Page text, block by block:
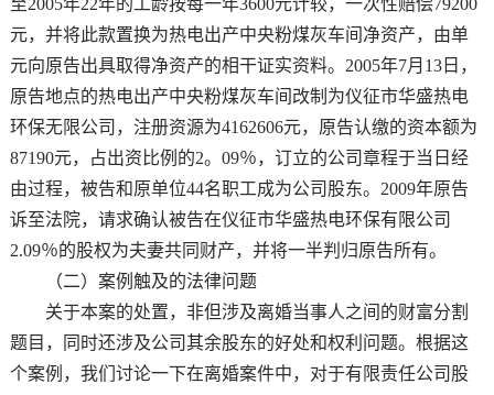
至2005年22年的工龄按每一年3600元计较，一次性赔偿79200
元，并将此款置换为热电出产中央粉煤灰车间净资产，由单
元向原告出具取得净资产的相干证实资料。2005年7月13日，
原告地点的热电出产中央粉煤灰车间改制为仪征市华盛热电
环保无限公司，注册资源为4162606元，原告认缴的资本额为
87190元，占出资比例的2。09％，订立的公司章程于当日经
由过程，被告和原单位44名职工成为公司股东。2009年原告
诉至法院，请求确认被告在仪征市华盛热电环保有限公司
2.09％的股权为夫妻共同财产，并将一半判归原告所有。
（二）案例触及的法律问题
关于本案的处置，非但涉及离婚当事人之间的财富分割
题目，同时还涉及公司其余股东的好处和权利问题。根据这
个案例，我们讨论一下在离婚案件中，对于有限责任公司股